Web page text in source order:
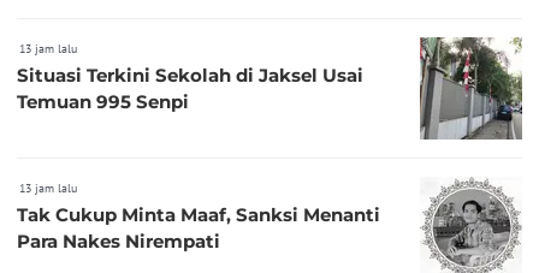
13 jam lalu
Situasi Terkini Sekolah di Jaksel Usai
Temuan 995 Senpi
13 jam lalu
Tak Cukup Minta Maaf, Sanksi Menanti
Para Nakes Nirempati